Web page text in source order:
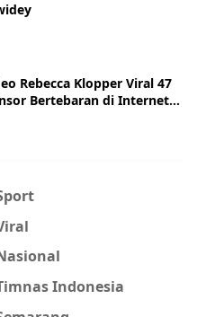
Rebecca Klopper Viral 47
Bertebaran di Internet,
Indonesia